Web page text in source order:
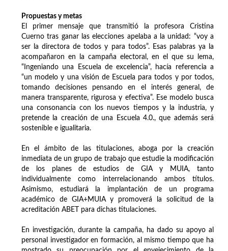
Propuestas y metas
El primer mensaje que transmitió la profesora Cristina
Cuerno tras ganar las elecciones apelaba a la unidad: “voy a
ser la directora de todos y para todos”. Esas palabras ya la
acompañaron en la campaña electoral, en el que su lema,
“Ingeniando una Escuela de excelencia”, hacía referencia a
“un modelo y una visión de Escuela para todos y por todos,
tomando decisiones pensando en el interés general, de
manera transparente, rigurosa y efectiva”. Ese modelo busca
una consonancia con los nuevos tiempos y la industria, y
pretende la creación de una Escuela 4.0., que además será
sostenible e igualitaria.
En el ámbito de las titulaciones, aboga por la creación
inmediata de un grupo de trabajo que estudie la modificación
de los planes de estudios de GIA y MUIA, tanto
individualmente como interrelacionando ambos títulos.
Asimismo, estudiará la implantación de un programa
académico de GIA+MUIA y promoverá la solicitud de la
acreditación ABET para dichas titulaciones.
En investigación, durante la campaña, ha dado su apoyo al
personal investigador en formación, al mismo tiempo que ha